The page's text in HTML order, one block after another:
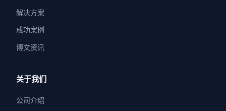
解决方案
成功案例
博文资讯
关于我们
公司介绍